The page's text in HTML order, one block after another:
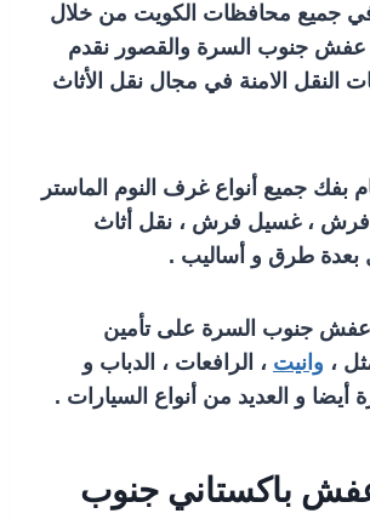
جميع محافظات الكويت من خلال
جنوب السرة والقصور نقدم
النقل الامنة في مجال نقل الأثاث
بفك جميع أنواع غرف النوم الماستر
فرش ، غسيل فرش ، نقل أثاث
بعدة طرق و أساليب .
جنوب السرة على تأمين
، وانيت ، الرافعات ، الدباب و
أيضا و العديد من أنواع السيارات .
باكستاني جنوب